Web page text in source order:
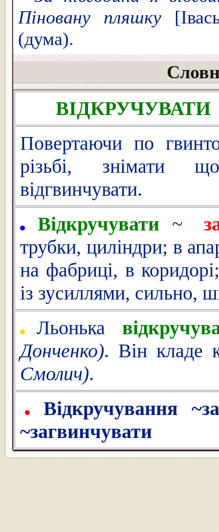
Піновану пляшку
(дума).
ВІДКРУЧУВАТИ
Повертаючи по
різьбі, знімати
відгвинчувати.
Відкручувати
~
трубки, циліндри; в
на фабриці, в
із зусиллями, сильно,
Льонька
Донченко). Він кладе
Смолич).
Відкручування
~загвинчувати